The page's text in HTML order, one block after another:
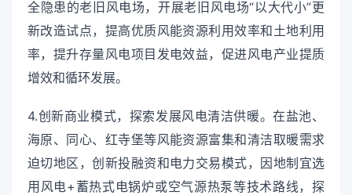
全隐患的老旧风电场，开展老旧风电场“以大代小”更
新改造试点，提高优质风能资源利用效率和土地利用
率，提升存量风电项目发电效益，促进风电产业提质
增效和循环发展。
4.创新商业模式，探索发展风电清洁供暖。在盐池、
海原、同心、红寺堡等风能资源富集和清洁取暖需求
迫切地区，创新投融资和电力交易模式，因地制宜选
用风电+蓄热式电锅炉或空气源热泵等技术路线，探